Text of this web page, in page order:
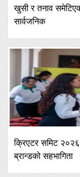
खुसी र तनाव
सार्वजनिक
क्रिएटर समिट
ब्रान्डको सहभागिता